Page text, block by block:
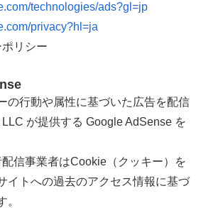
technologies/ads?gl=jp
privacy?hl=ja
リシー
の行動や属性に基づいた広告を配信
が提供する Google AdSense を
信事業者はCookie（クッキー）を
イトへの過去のアクセス情報に基づ
。